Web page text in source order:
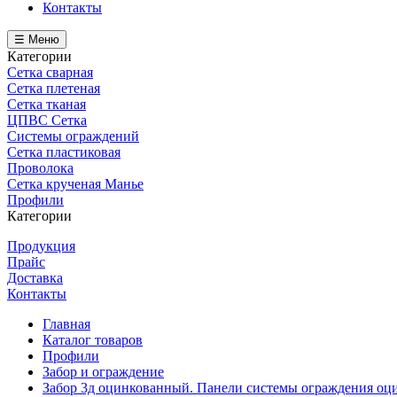
Контакты
☰ Меню
Категории
Сетка сварная
Сетка плетеная
Сетка тканая
ЦПВС Сетка
Системы ограждений
Сетка пластиковая
Проволока
Сетка крученая Манье
Профили
Категории
Продукция
Прайс
Доставка
Контакты
Главная
Каталог товаров
Профили
Забор и ограждение
Забор 3д оцинкованный. Панели системы ограждения